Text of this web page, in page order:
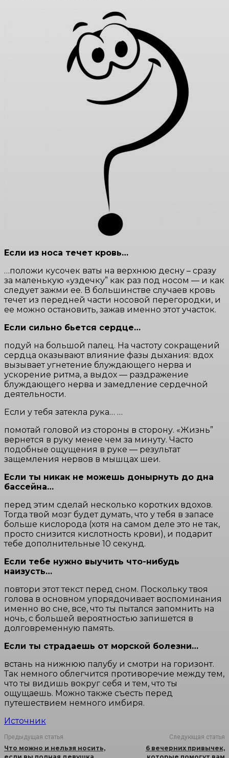
Если из носа течет кровь…
…положи кусочек ваты на верхнюю десну – сразу
за маленькую «уздечку” как раз под носом — и как
следует зажми ее. В большинстве случаев кровь
течет из передней части носовой перегородки, и
ее можно остановить, зажав именно этот участок.
Если сильно бьется сердце…
подуй на большой палец. На частоту сокращений
сердца оказывают влияние фазы дыхания: вдох
вызывает угнетение блуждающего нерва и
ускорение ритма, а выдох — раздражение
блуждающего нерва и замедление сердечной
деятельности.
Если у тебя затекла рука… …
помотай головой из стороны в сторону. «Жизнь”
вернется в руку менее чем за минуту. Часто
подобные ощущения в руке — результат
защемления нервов в мышцах шеи.
Если ты никак не можешь донырнуть до дна
бассейна…
перед этим сделай несколько коротких вдохов.
Тогда твой мозг будет думать, что у тебя в запасе
больше кислорода (хотя на самом деле это не так,
просто снизится кислотность крови), и подарит
тебе дополнительные 10 секунд.
Если тебе нужно выучить что-нибудь
наизусть…
повтори этот текст перед сном. Поскольку твоя
голова в основном упорядочивает воспоминания
именно во сне, все, что ты пытался запомнить на
ночь, с большей вероятностью запишется в
долговременную память.
Если ты страдаешь от морской болезни…
встань на нижнюю палубу и смотри на горизонт.
Так немного облегчится противоречие между тем,
что ты видишь вокруг себя и тем, что ты
ощущаешь. Можно также съесть перед
путешествием немного имбиря.
Источник
Предыдущая статья
Что можно и нельзя носить,
Следующая статья
6 вечерних привычек,